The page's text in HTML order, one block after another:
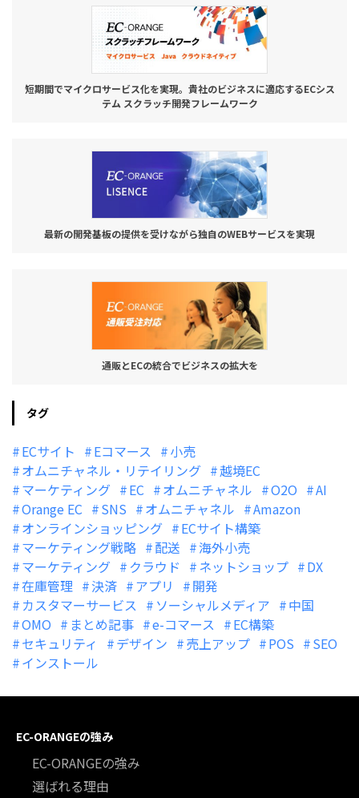
短期間でマイクロサービス化を実現。貴社のビジネスに適応するECシス
テム スクラッチ開発フレームワーク
最新の開発基板の提供を受けながら独自のWEBサービスを実現
通販とECの統合でビジネスの拡大を
タグ
ECサイト Eコマース
小売
オムニチャネル・リテイリング
越境EC
マーケティング
EC オムニチャネル O2O
AI
Orange EC
SNS オムニチャネル
Amazon
オンラインショッピング
ECサイト構築
マーケティング戦略
配送
海外小売
マーケティング
クラウド ネットショップ
DX
在庫管理
決済 アプリ
開発
カスタマーサービス
ソーシャルメディア
中国
OMO
まとめ記事 e-コマース
EC構築
セキュリティ
デザイン 売上アップ POS
SEO
インストール
EC-ORANGEの強み
EC-ORANGEの強み
選ばれる理由